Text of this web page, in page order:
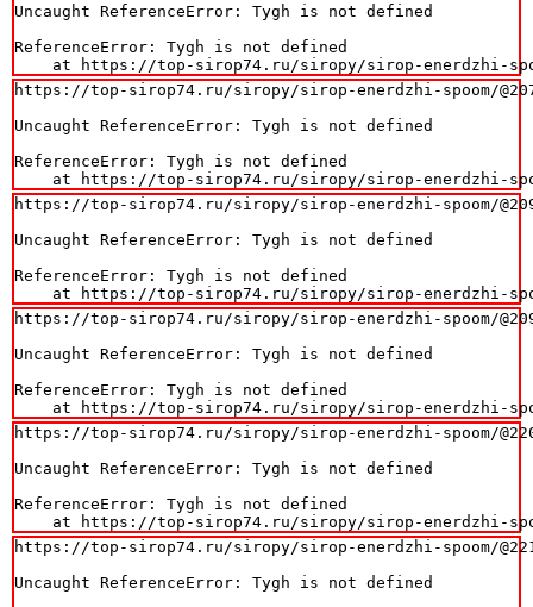
Uncaught ReferenceError: Tygh is not defined
ReferenceError: Tygh is not defined
at https://top-sirop74.ru/siropy/sirop-enerdzhi-
https://top-sirop74.ru/siropy/sirop-enerdzhi-spoom/
Uncaught ReferenceError: Tygh is not defined
ReferenceError: Tygh is not defined
at https://top-sirop74.ru/siropy/sirop-enerdzhi-
https://top-sirop74.ru/siropy/sirop-enerdzhi-spoom/
Uncaught ReferenceError: Tygh is not defined
ReferenceError: Tygh is not defined
at https://top-sirop74.ru/siropy/sirop-enerdzhi-
https://top-sirop74.ru/siropy/sirop-enerdzhi-spoom/
Uncaught ReferenceError: Tygh is not defined
ReferenceError: Tygh is not defined
at https://top-sirop74.ru/siropy/sirop-enerdzhi-
https://top-sirop74.ru/siropy/sirop-enerdzhi-spoom/
Uncaught ReferenceError: Tygh is not defined
ReferenceError: Tygh is not defined
at https://top-sirop74.ru/siropy/sirop-enerdzhi-
https://top-sirop74.ru/siropy/sirop-enerdzhi-spoom/
Uncaught ReferenceError: Tygh is not defined